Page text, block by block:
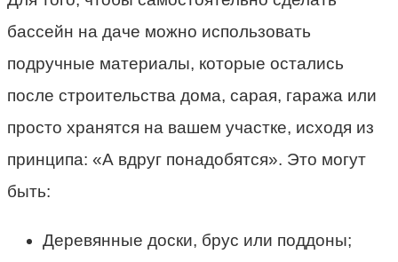
бассейн на даче можно использовать
подручные материалы, которые остались
после строительства дома, сарая, гаража или
просто хранятся на вашем участке, исходя из
принципа: «А вдруг понадобятся». Это могут
быть:
Деревянные доски, брус или поддоны;